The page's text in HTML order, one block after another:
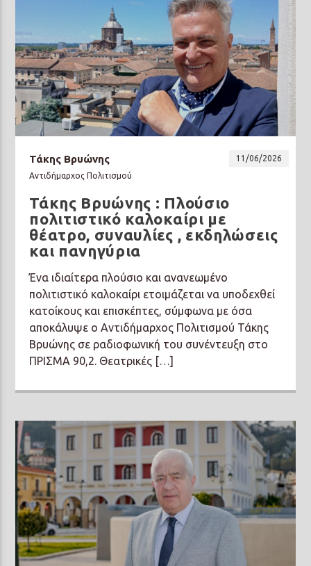
Τάκης Βρυώνης
11/06/2026
Αντιδήμαρχος Πολιτισμού
Τάκης Βρυώνης : Πλούσιο
πολιτιστικό καλοκαίρι με
θέατρο, συναυλίες , εκδηλώσεις
και πανηγύρια
Ένα ιδιαίτερα πλούσιο και ανανεωμένο
πολιτιστικό καλοκαίρι ετοιμάζεται να υποδεχθεί
κατοίκους και επισκέπτες, σύμφωνα με όσα
αποκάλυψε ο Αντιδήμαρχος Πολιτισμού Τάκης
Βρυώνης σε ραδιοφωνική του συνέντευξη στο
ΠΡΙΣΜΑ 90,2. Θεατρικές […]